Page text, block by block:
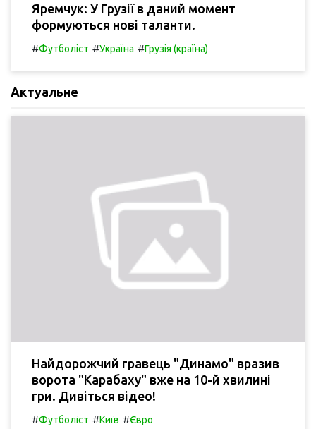
Яремчук: У Грузії в даний момент
формуються нові таланти.
#Футболіст #Україна #Грузія (країна)
Актуальне
Найдорожчий гравець "Динамо" вразив
ворота "Карабаху" вже на 10-й хвилині
гри. Дивіться відео!
#Футболіст #Київ #Євро